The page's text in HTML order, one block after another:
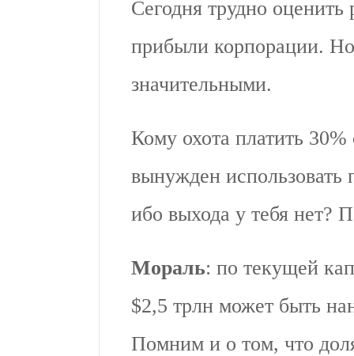
Сегодня трудно
прибыли корпорации.
значительными.
Кому охота платить
вынужден
ибо выхода у тебя нет?
Мораль: по текущей
$2,5 трлн может быть
Помним и о том, что